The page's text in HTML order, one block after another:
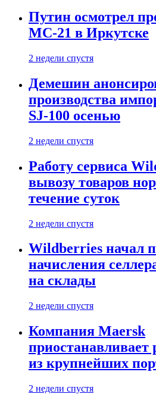
Путин осмотрел
МС-21 в Иркутске
2 недели спустя
Демешин
производства
SJ-100 осенью
2 недели спустя
Работу сервиса
вывозу товаров
течение суток
2 недели спустя
Wildberries начал
начисления
на склады
2 недели спустя
Компания Maersk
приостанавливает
из крупнейших
2 недели спустя